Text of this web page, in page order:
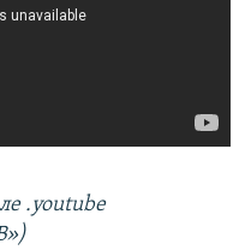
.youtube